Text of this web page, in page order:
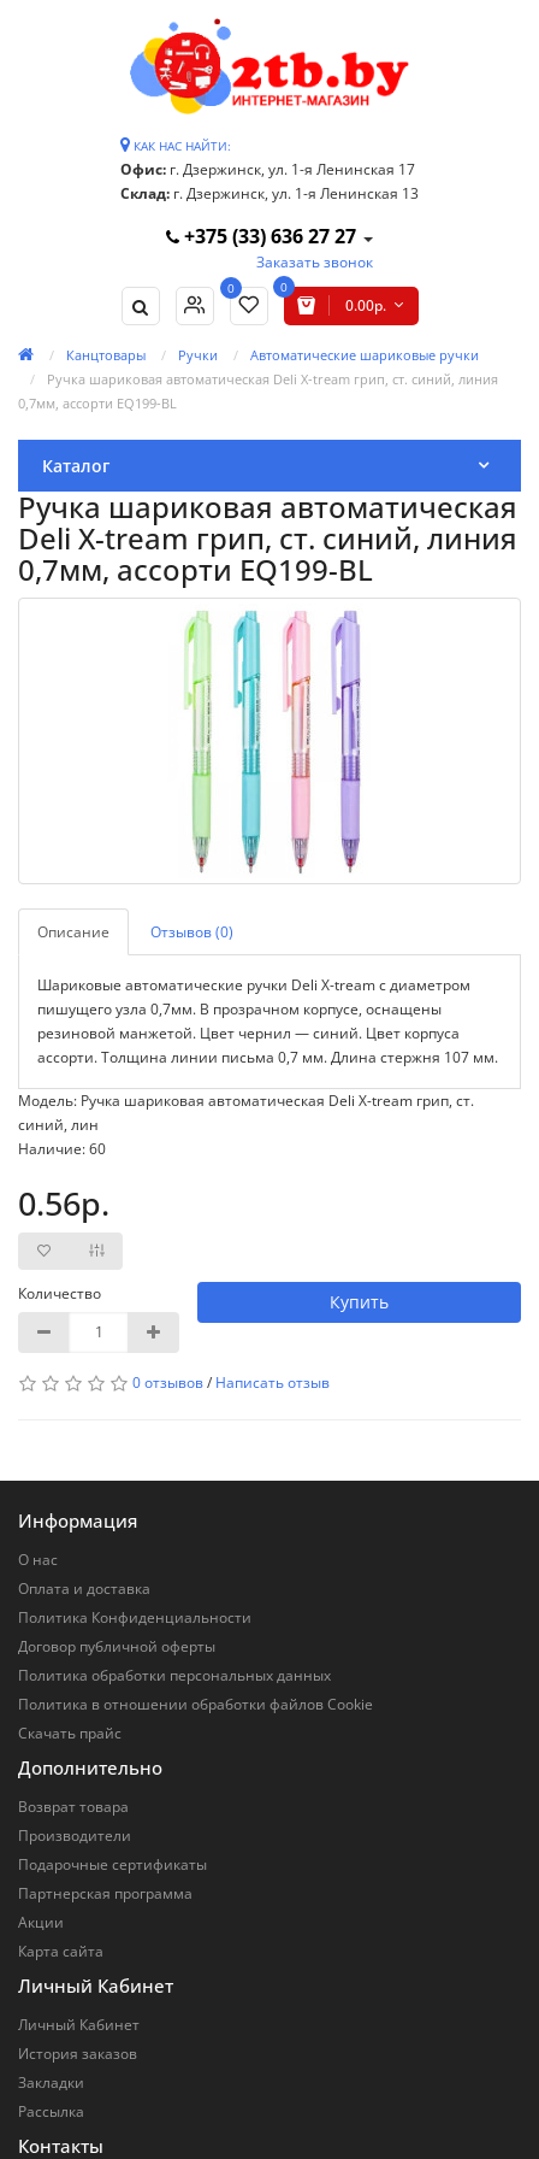
КАК НАС НАЙТИ:
Офис: г. Дзержинск, ул. 1-я Ленинская 17
Склад: г. Дзержинск, ул. 1-я Ленинская 13
+375 (33) 636 27 27
Заказать звонок
0 0
0.00р.
Канцтовары Ручки
Автоматические шариковые ручки
Ручка шариковая автоматическая Deli X-tream грип, ст. синий, линия
0,7мм, ассорти EQ199-BL
Каталог
Ручка шариковая автоматическая
Deli X-tream грип, ст. синий, линия
0,7мм, ассорти EQ199-BL
Описание Отзывов (0)
Шариковые автоматические ручки Deli X-tream с диаметром
пишущего узла 0,7мм. В прозрачном корпусе, оснащены
резиновой манжетой. Цвет чернил — синий. Цвет корпуса
ассорти. Толщина линии письма 0,7 мм. Длина стержня 107 мм.
Модель: Ручка шариковая автоматическая Deli X-tream грип, ст.
синий, лин
Наличие: 60
0.56р.
Количество Купить
0 отзывов/ Написать отзыв
Информация
О нас
Оплата и доставка
Политика Конфиденциальности
Договор публичной оферты
Политика обработки персональных данных
Политика в отношении обработки файлов Cookie
Скачать прайс
Дополнительно
Возврат товара
Производители
Подарочные сертификаты
Партнерская программа
Акции
Карта сайта
Личный Кабинет
Личный Кабинет
История заказов
Закладки
Рассылка
Контакты